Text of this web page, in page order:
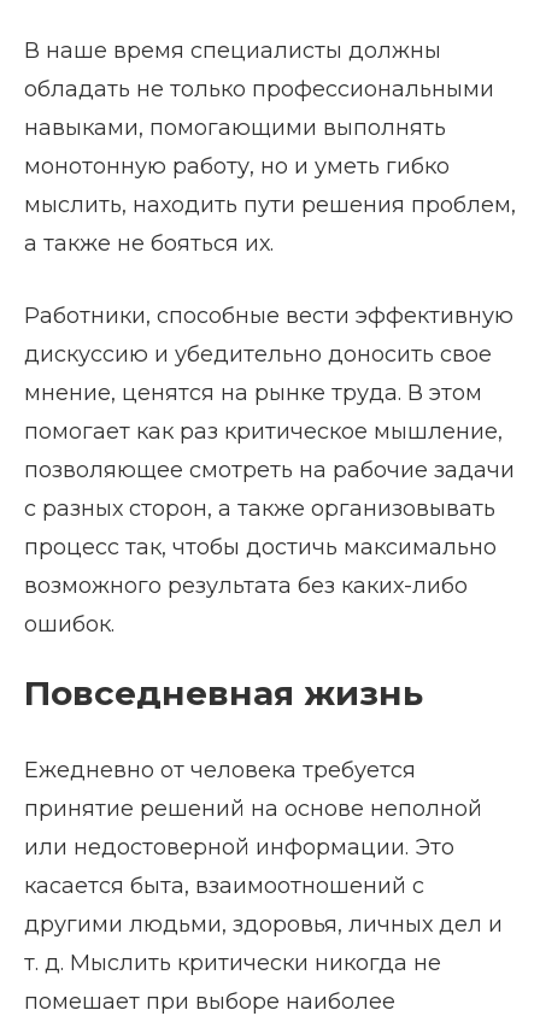
В наше время специалисты должны
обладать не только профессиональными
навыками, помогающими выполнять
монотонную работу, но и уметь гибко
мыслить, находить пути решения проблем,
а также не бояться их.
Работники, способные вести эффективную
дискуссию и убедительно доносить свое
мнение, ценятся на рынке труда. В этом
помогает как раз критическое мышление,
позволяющее смотреть на рабочие задачи
с разных сторон, а также организовывать
процесс так, чтобы достичь максимально
возможного результата без каких-либо
ошибок.
Повседневная жизнь
Ежедневно от человека требуется
принятие решений на основе неполной
или недостоверной информации. Это
касается быта, взаимоотношений с
другими людьми, здоровья, личных дел и
т. д. Мыслить критически никогда не
помешает при выборе наиболее